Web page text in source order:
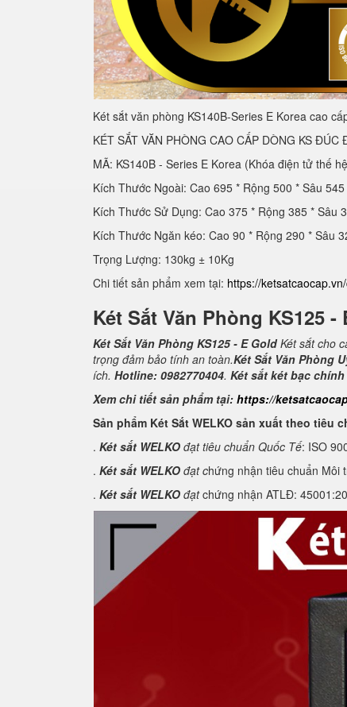
Két sắt văn phòng KS140B-Series E Korea cao
KÉT SẮT VĂN PHÒNG CAO CẤP DÒNG KS ĐÚC
MÃ: KS140B - Series E Korea (Khóa điện tử thế
Kích Thước Ngoài: Cao 695 * Rộng 500 * Sâu
Kích Thước Sử Dụng: Cao 375 * Rộng 385 * Sâu
Kích Thước Ngăn kéo: Cao 90 * Rộng 290 * Sâu
Trọng Lượng: 130kg ± 10Kg
Chi tiết sản phẩm xem tại: https://
Két Sắt Văn Phòng KS125 -
Két Sắt Văn Phòng KS125 - E GoldKét sắt cho
trọng đảm bảo tính an toàn.Két Sắt Văn Phòng
ích. Hotline: 0982770404. Két sắt két bạc
Xem chi tiết sản phẩm tại: https://
Sản phẩm Két Sắt WELKO sản xuất theo tiêu
. Két sắt WELKO đạt tiêu chuẩn Quốc Tế: ISO
. Két sắt WELKO đạt chứng nhận tiêu chuẩn Môi
. Két sắt WELKO đạtchứng nhận ATLĐ: